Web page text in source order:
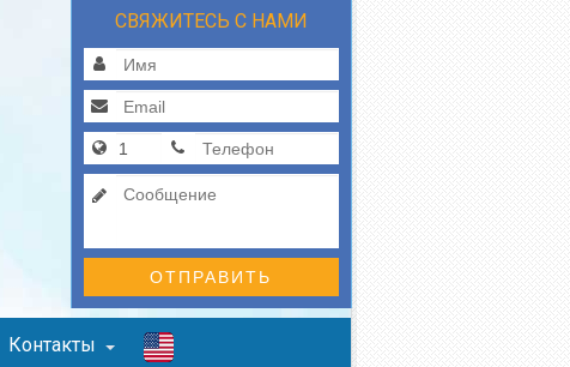
СВЯЖИТЕСЬ С НАМИ
ОТПРАВИТЬ
Контакты